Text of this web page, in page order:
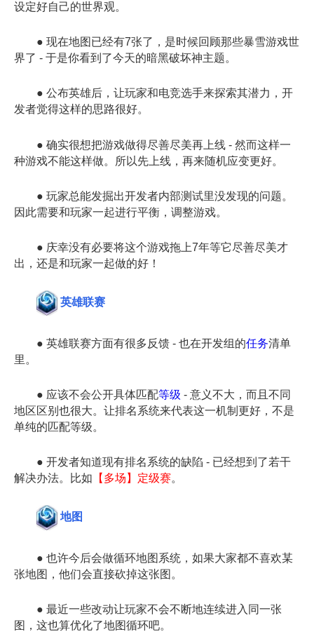
设定好自己的世界观。
● 现在地图已经有7张了，是时候回顾那些暴雪游戏世
界了 - 于是你看到了今天的暗黑破坏神主题。
● 公布英雄后，让玩家和电竞选手来探索其潜力，开
发者觉得这样的思路很好。
● 确实很想把游戏做得尽善尽美再上线 - 然而这样一
种游戏不能这样做。所以先上线，再来随机应变更好。
● 玩家总能发掘出开发者内部测试里没发现的问题。
因此需要和玩家一起进行平衡，调整游戏。
● 庆幸没有必要将这个游戏拖上7年等它尽善尽美才
出，还是和玩家一起做的好！
英雄联赛
● 英雄联赛方面有很多反馈 - 也在开发组的任务清单
里。
● 应该不会公开具体匹配等级 - 意义不大，而且不同
地区区别也很大。让排名系统来代表这一机制更好，不是
单纯的匹配等级。
● 开发者知道现有排名系统的缺陷 - 已经想到了若干
解决办法。比如 【多场】定级赛。
地图
● 也许今后会做循环地图系统，如果大家都不喜欢某
张地图，他们会直接砍掉这张图。
● 最近一些改动让玩家不会不断地连续进入同一张
图，这也算优化了地图循环吧。